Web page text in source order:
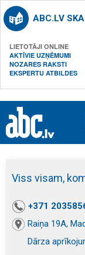
ABC.LV
LIETOTĀJI ONLINE
AKTĪVIE UZŅĒMUMI
NOZARES RAKSTI
EKSPERTU ATBILDES
Viss visam,
+371
Raiņa 19A,
Dārza